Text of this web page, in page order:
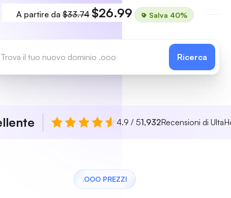
A partire da$33.74 $26.99 Salva 40%
Ricerca
4.9 / 51,932Recensioni di
.OOO PREZZI